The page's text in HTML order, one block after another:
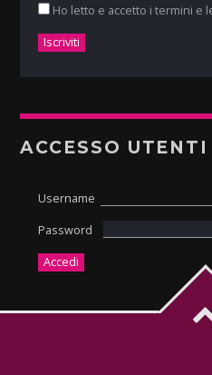
Ho letto e accetto i termini e
ACCESSO UTENTI
Username
Password